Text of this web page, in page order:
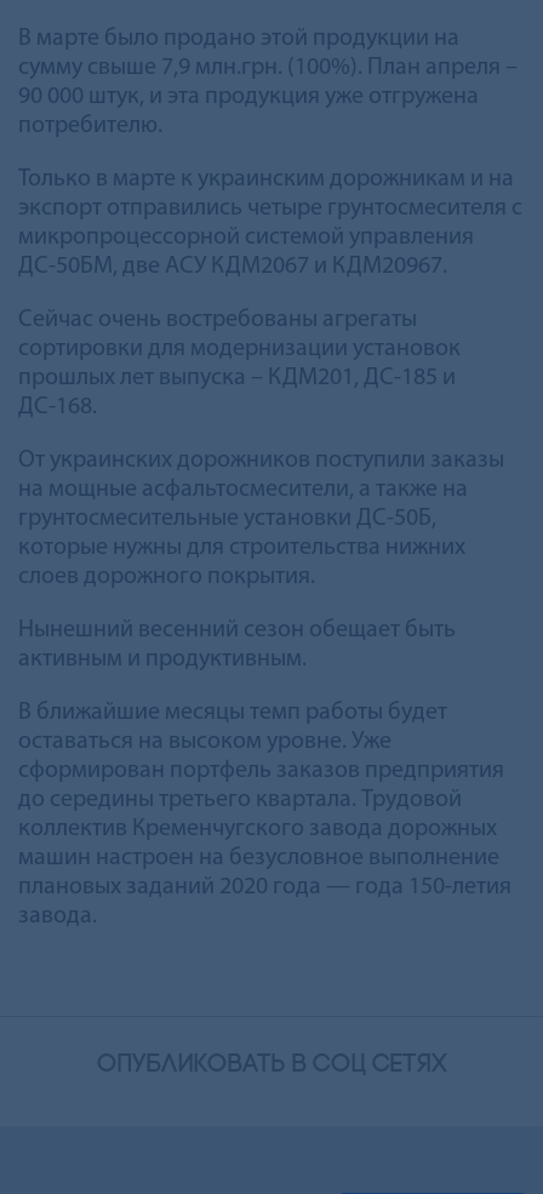
В марте было продано этой продукции на
сумму свыше 7,9 млн.грн. (100%). План апреля –
90 000 штук, и эта продукция уже отгружена
потребителю.
Только в марте к украинским дорожникам и на
экспорт отправились четыре грунтосмесителя с
микропроцессорной системой управления
ДС-50БМ, две АСУ КДМ2067 и КДМ20967.
Сейчас очень востребованы агрегаты
сортировки для модернизации установок
прошлых лет выпуска – КДМ201, ДС-185 и
ДС-168.
От украинских дорожников поступили заказы
на мощные асфальтосмесители, а также на
грунтосмесительные установки ДС-50Б,
которые нужны для строительства нижних
слоев дорожного покрытия.
Нынешний весенний сезон обещает быть
активным и продуктивным.
В ближайшие месяцы темп работы будет
оставаться на высоком уровне. Уже
сформирован портфель заказов предприятия
до середины третьего квартала. Трудовой
коллектив Кременчугского завода дорожных
машин настроен на безусловное выполнение
плановых заданий 2020 года — года 150-летия
завода.
опубликовать в соц сетях